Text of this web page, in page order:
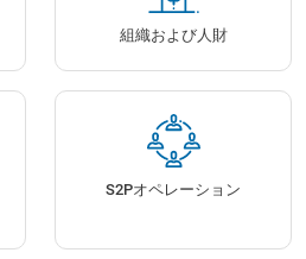
組織および人財
S2Pオペレーション